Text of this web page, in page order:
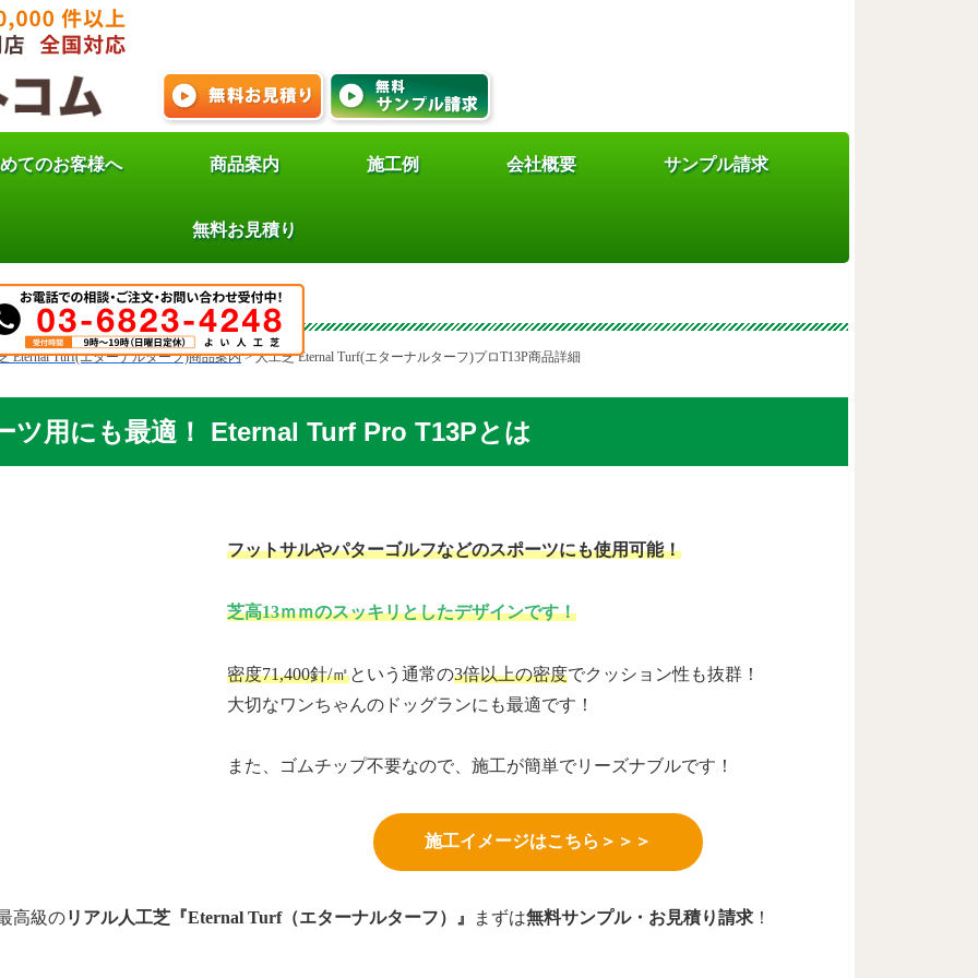
てのお客様へ 商品案内 施工例 会社概要 サンプル請求
無料お見積り
Eternal Turf(エターナルターフ)プロT13P商品
Eternal Turf(エターナルターフ)商品案内>人工芝 Eternal Turf(エターナルターフ)プロT13P商品詳細
ツ用にも最適！ Eternal Turf Pro T13Pとは
フットサルやパターゴルフなどのスポーツにも使用可能！
芝高13ｍｍのスッキリとしたデザインです！
密度71,400針/㎡という通常の3倍以上の密度でクッション性も抜群！
大切なワンちゃんのドッグランにも最適です！
また、ゴムチップ不要なので、施工が簡単でリーズナブルです！
施工イメージはこちら＞＞＞
高級のリアル人工芝『Eternal Turf（エターナルターフ）』 まずは無料サンプル・お見積り請求！